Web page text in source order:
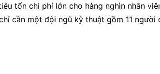
tốn chi phí lớn cho hàng nghìn nhân
cần một đội ngũ kỹ thuật gồm 11 người